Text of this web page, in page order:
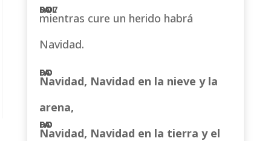
mientras cure un herido habrá
Navidad.
Navidad, Navidad en la nieve y la
arena,
Navidad, Navidad en la tierra y el